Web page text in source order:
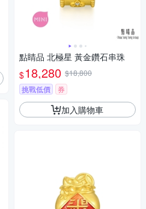
點睛品 北極星 黃金鑽石串珠
$18,280 $18,800
挑戰低價
券
加入購物車